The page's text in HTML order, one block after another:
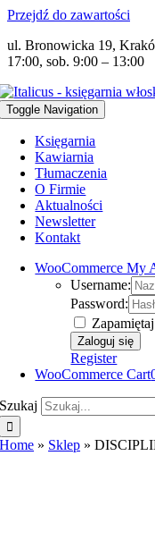
Przejdź do zawartości
ul. Bronowicka 19,
17:00, sob. 9:00 – 13:00
Toggle Navigation
Księgarnia
Kawiarnia
Tłumaczenia
O Firmie
Aktualności
Newsletter
Kontakt
WooCommerce My
Username:
Password:
Register
WooCommerce Cart
Szukaj
Home » Sklep »